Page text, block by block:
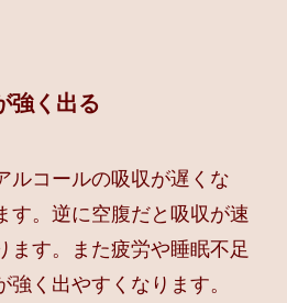
強く出る
ルコールの吸収が遅くな
す。逆に空腹だと吸収が速
ます。また疲労や睡眠不足
強く出やすくなります。